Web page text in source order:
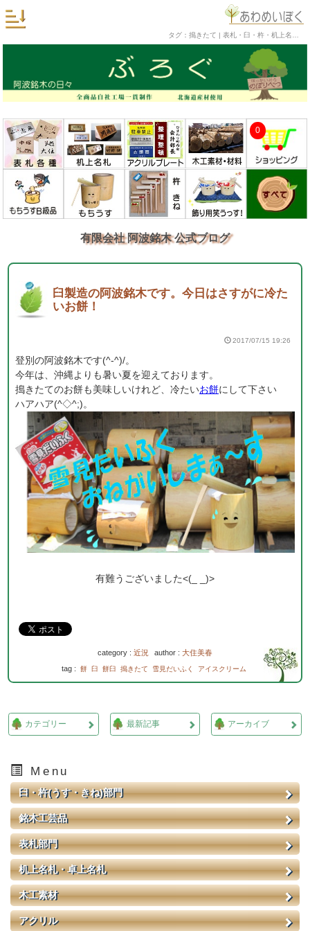
0
有限会社 阿波銘木 公式ブログ
臼製造の阿波銘木です。今日はさすがに冷た
いお餅！
2017/07/15 19:26
登別の阿波銘木です(^-^)/。
今年は、沖縄よりも暑い夏を迎えております。
搗きたてのお餅も美味しいけれど、冷たいお餅にして下さい
ハアハア(^◇^;)。
有難うございました<(_ _)>
category :近況 author : 大住美春
tag : 餅 臼 餅臼 搗きたて 雪見だいふく アイスクリーム
カテゴリー 最新記事 アーカイブ
Menu
臼・杵(うす・きね)部門
銘木工芸品
表札部門
机上名札・卓上名札
木工素材
アクリル